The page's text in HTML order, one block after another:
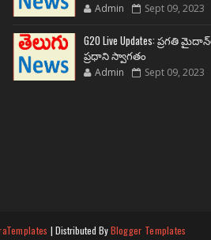
Admin Sept 09, 2023
G20 Live Updates: ప్రగతి
ప్రధాని స్వాగతం
Admin Sept 09, 2023
| Distributed ByBlogger Templates